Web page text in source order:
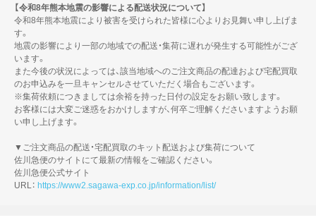
【令和8年熊本地震の影響による配送状況について】
令和8年熊本地震により被害を受けられた皆様に心よりお見舞い申し上げま
す。
地震の影響により一部の地域での配送・集荷に遅れが発生する可能性がござ
います。
また今後の状況によっては、該当地域へのご注文商品の配達および宅配買取
のお申込みを一旦キャンセルさせていただく場合もございます。
※集荷依頼につきましては余裕を持った日付の設定をお願い致します。
お客様には大変ご迷惑をおかけしますが、何卒ご理解くださいますようお願
い申し上げます。
▼ご注文商品の配送・宅配買取のキット配送および集荷について
佐川急便のサイトにて最新の情報をご確認ください。
佐川急便公式サイト
URL： https://www2.sagawa-exp.co.jp/information/list/